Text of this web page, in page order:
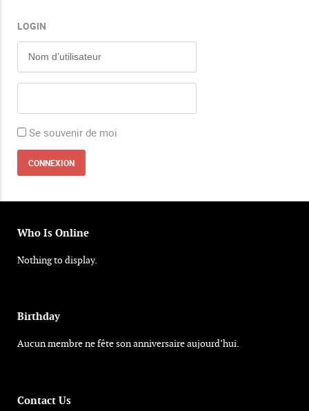
LOGIN
Se souvenir de moi
Who Is Online
Nothing to display.
Birthday
Aucun membre ne fête son anniversaire aujourd’hui.
Contact Us